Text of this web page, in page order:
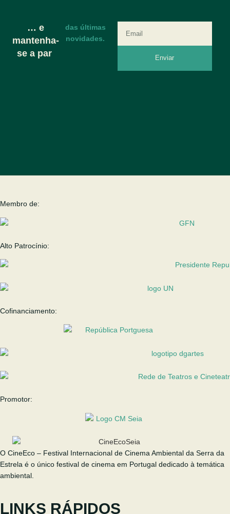
… e
mantenha-
se a par
das últimas
novidades.
Enviar
Membro de:
Alto Patrocínio:
Cofinanciamento:
Promotor:
O CineEco – Festival Internacional de Cinema Ambiental da Serra da
Estrela é o único festival de cinema em Portugal dedicado à temática
ambiental.
LINKS RÁPIDOS